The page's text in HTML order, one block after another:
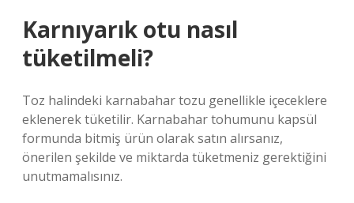
Karnıyarık otu nasıl
tüketilmeli?
Toz halindeki karnabahar tozu genellikle içeceklere
eklenerek tüketilir. Karnabahar tohumunu kapsül
formunda bitmiş ürün olarak satın alırsanız,
önerilen şekilde ve miktarda tüketmeniz gerektiğini
unutmamalısınız.